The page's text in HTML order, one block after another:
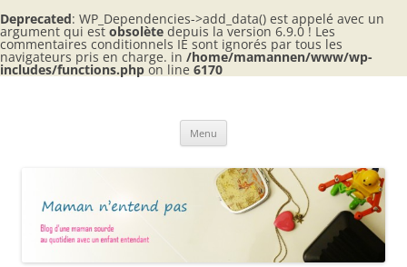
Deprecated: WP_Dependencies->add_data() est appelé avec un
argument qui est obsolète depuis la version 6.9.0 ! Les
commentaires conditionnels IE sont ignorés par tous les
navigateurs pris en charge. in /home/mamannen/www/wp-
includes/functions.php on line 6170
Aller
Menu